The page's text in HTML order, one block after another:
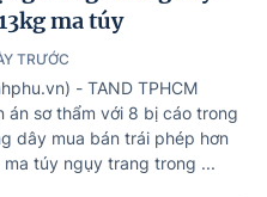
ma túy
TRƯỚC
- TAND TPHCM
án sơ thẩm với 8 bị cáo trong
dây mua bán trái phép hơn
ma túy ngụy trang trong ...